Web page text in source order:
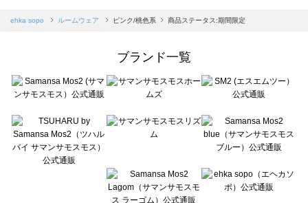
Samansa Mos2 blue（サマンサモスモス ブルー）のルームウェア一覧
sō4ū（ソウフォーユー）のルームウェア一覧
Te chichi（テチチ）のルームウェア一覧
Te chichi CLASSIC（テチチ クラシック）のルームウェア一覧
Lugnoncure（ルノンキュール）のルームウェア一覧
BETTY'S BLUE（べティーズブルー）のルームウェア一覧
Wpc.（ワールドパーティー）のルームウェア一覧
ehka sopo ルームウェア ピンク/桃色系 商品ステータス:期間限定
ブランド一覧